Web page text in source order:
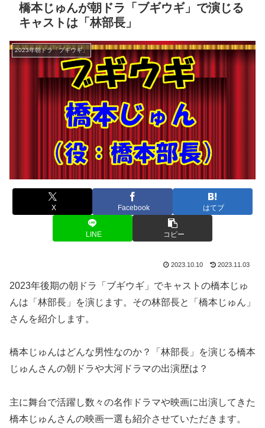
橋本じゅんが朝ドラ「ブギウギ」で演じる
キャストは「林部長」
2023年朝ドラ「ブギウギ」
X Facebook はてブ
LINE コピー
2023.10.10 2023.11.03
2023年後期の朝ドラ「ブギウギ」でキャストの橋本じゅ
んは「林部長」を演じます。その林部長と「橋本じゅん」
さんを紹介します。
橋本じゅんはどんな男性なのか？「林部長」を演じる橋本
じゅんさんの朝ドラや大河ドラマの出演歴は？
主に舞台で活躍し数々の名作ドラマや映画に出演してきた
橋本じゅんさんの映画一選も紹介させていただきます。